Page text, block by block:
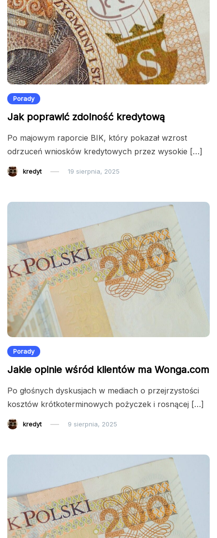
Porady
Jak poprawić zdolność kredytową
Po majowym raporcie BIK, który pokazał wzrost
odrzuceń wniosków kredytowych przez wysokie […]
kredyt 19 sierpnia, 2025
Porady
Jakie opinie wśród klientów ma Wonga.com
Po głośnych dyskusjach w mediach o przejrzystości
kosztów krótkoterminowych pożyczek i rosnącej […]
kredyt 9 sierpnia, 2025